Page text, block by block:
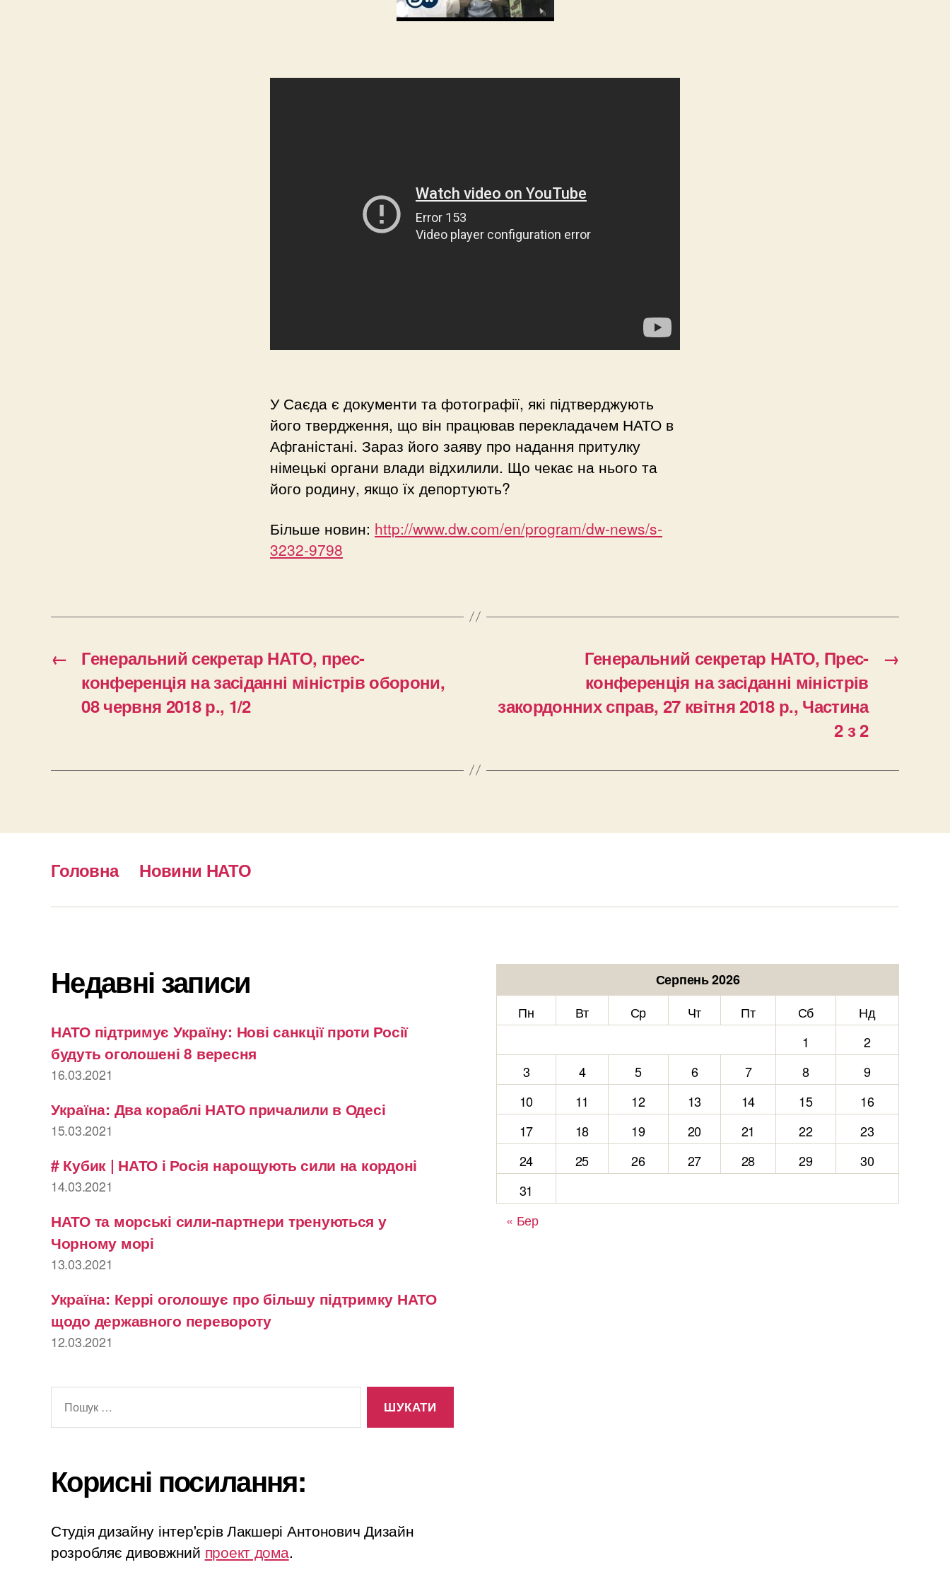
У Саєда є документи та фотографії, які підтверджують
його твердження, що він працював перекладачем НАТО в
Афганістані. Зараз його заяву про надання притулку
німецькі органи влади відхилили. Що чекає на нього та
його родину, якщо їх депортують?
Більше новин: http://www.dw.com/en/program/dw-news/s-
3232-9798
←
Генеральний секретар НАТО, прес-
конференція на засіданні міністрів оборони,
08 червня 2018 р., 1/2
→
Генеральний секретар НАТО, Прес-
конференція на засіданні міністрів
закордонних справ, 27 квітня 2018 р., Частина
2 з 2
Головна Новини НАТО
Недавні записи
НАТО підтримує Україну: Нові санкції проти Росії
будуть оголошені 8 вересня
16.03.2021
Україна: Два кораблі НАТО причалили в Одесі
15.03.2021
# Кубик | НАТО і Росія нарощують сили на кордоні
14.03.2021
НАТО та морські сили-партнери тренуються у
Чорному морі
13.03.2021
Україна: Керрі оголошує про більшу підтримку НАТО
щодо державного перевороту
12.03.2021
Корисні посилання:
Студія дизайну інтер'єрів Лакшері Антонович Дизайн
розробляє дивовжний проект дома.
Серпень 2026
Пн
Вт Ср Чт Пт Сб
Нд
1
2
3
4 5 6 7 8
9
10
11 12 13 14 15
16
17
18 19 20 21 22
23
24
25 26 27 28 29
30
31
« Бер